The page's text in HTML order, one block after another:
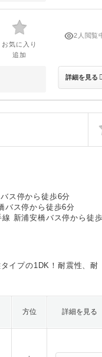
お気に入り
追加
2人閲覧
詳細を見る
ス停から徒歩6分
バス停から徒歩6分
新浦安橋バス停から徒歩
イプの1DK！耐震性、耐
方位 詳細を見る